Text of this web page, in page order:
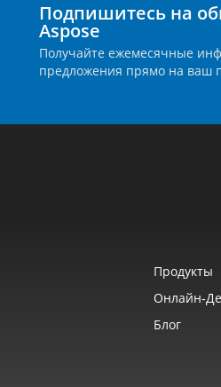
Подпишитесь на
Aspose
Получайте ежемесячные
предложения прямо на ваш
Продукты
Блог